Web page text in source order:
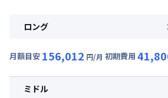
ロング
月額目安 156,012 円/月 初期費用
月額賃料目安(30日利用)
ミドル